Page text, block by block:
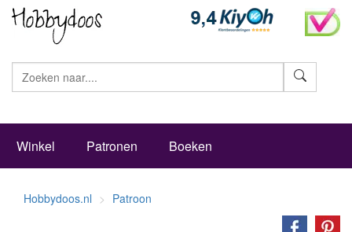
Winkel Patronen Boeken
Hobbydoos.nl Patroon